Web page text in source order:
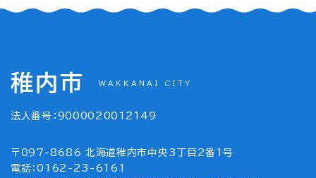
稚内市 WAKKANAI CITY
法人番号：9000020012149
〒097-8686 北海道稚内市中央3丁目2番1号
電話：0162-23-6161